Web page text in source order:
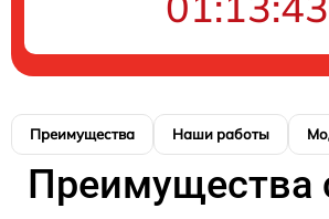
Преимущества Наши работы
Преимущества